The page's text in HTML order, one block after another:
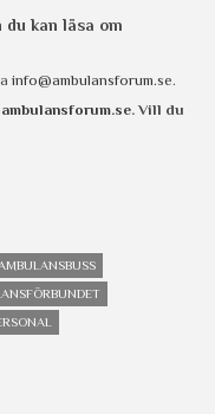
kan läsa om
info@ambulansforum.se.
. Vill du
AMBULANSBUSS